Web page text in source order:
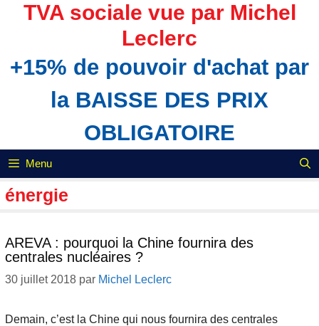
TVA sociale vue par Michel
Leclerc
+15% de pouvoir d'achat par
la BAISSE DES PRIX
OBLIGATOIRE
Menu
énergie
AREVA : pourquoi la Chine fournira des
centrales nucléaires ?
30 juillet 2018 par Michel Leclerc
Demain, c’est la Chine qui nous fournira des centrales